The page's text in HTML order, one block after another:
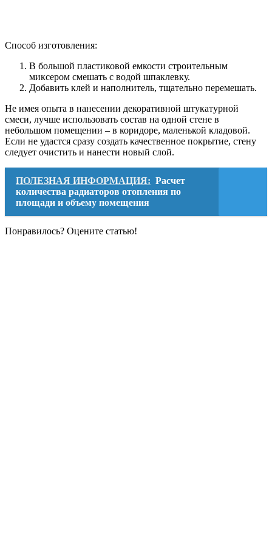
Способ изготовления:
В большой пластиковой емкости строительным
миксером смешать с водой шпаклевку.
Добавить клей и наполнитель, тщательно перемешать.
Не имея опыта в нанесении декоративной штукатурной
смеси, лучше использовать состав на одной стене в
небольшом помещении – в коридоре, маленькой кладовой.
Если не удастся сразу создать качественное покрытие, стену
следует очистить и нанести новый слой.
ПОЛЕЗНАЯ ИНФОРМАЦИЯ: Расчет
количества радиаторов отопления по
площади и объему помещения
Понравилось? Оцените статью!